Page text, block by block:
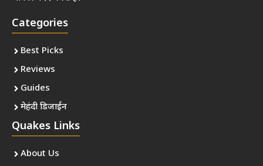
Categories
Best Picks
Reviews
Guides
मेहंदी डिजाईन
Quakes Links
About Us